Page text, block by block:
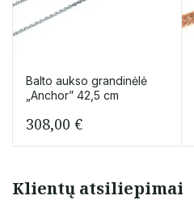
Balto aukso grandinėlė
„Anchor” 42,5 cm
308,00 €
Klientų atsiliepimai